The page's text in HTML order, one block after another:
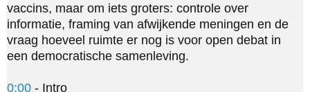
vaccins, maar om iets groters: controle over
informatie, framing van afwijkende meningen en de
vraag hoeveel ruimte er nog is voor open debat in
een democratische samenleving.
0:00